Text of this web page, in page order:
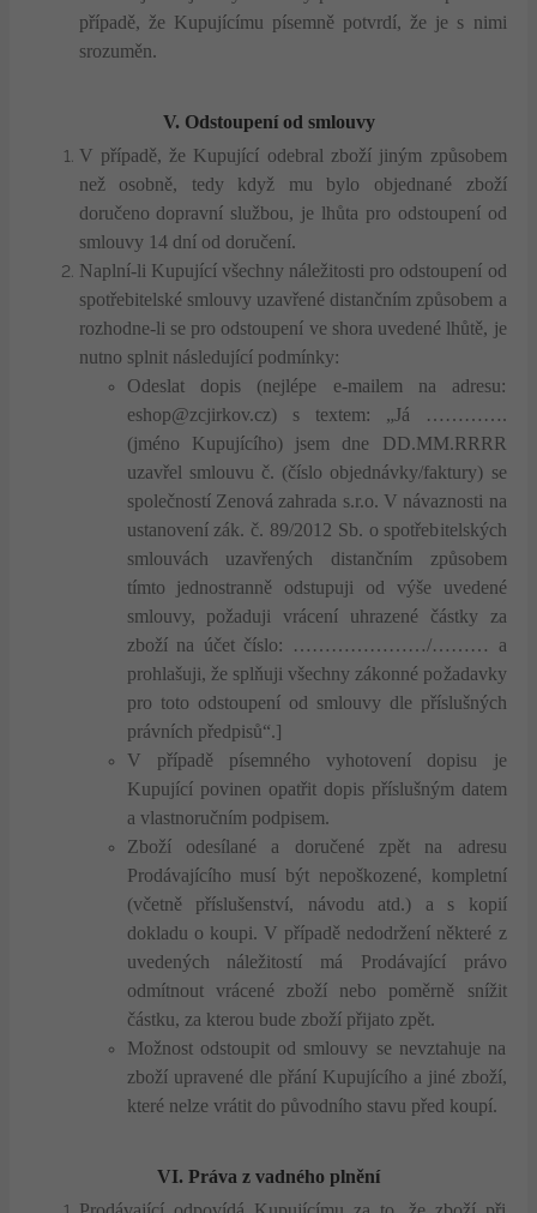
případě, že Kupujícímu písemně potvrdí, že je s nimi
srozuměn.
V. Odstoupení od smlouvy
V případě, že Kupující odebral zboží jiným způsobem
než osobně, tedy když mu bylo objednané zboží
doručeno dopravní službou, je lhůta pro odstoupení od
smlouvy 14 dní od doručení.
Naplní-li Kupující všechny náležitosti pro odstoupení od
spotřebitelské smlouvy uzavřené distančním způsobem a
rozhodne-li se pro odstoupení ve shora uvedené lhůtě, je
nutno splnit následující podmínky:
Odeslat dopis (nejlépe e-mailem na adresu:
eshop@zcjirkov.cz) s textem: „Já ………….
(jméno Kupujícího) jsem dne DD.MM.RRRR
uzavřel smlouvu č. (číslo objednávky/faktury) se
společností Zenová zahrada s.r.o. V návaznosti na
ustanovení zák. č. 89/2012 Sb. o spotřebitelských
smlouvách uzavřených distančním způsobem
tímto jednostranně odstupuji od výše uvedené
smlouvy, požaduji vrácení uhrazené částky za
zboží na účet číslo: …………………/……… a
prohlašuji, že splňuji všechny zákonné požadavky
pro toto odstoupení od smlouvy dle příslušných
právních předpisů“.]
V případě písemného vyhotovení dopisu je
Kupující povinen opatřit dopis příslušným datem
a vlastnoručním podpisem.
Zboží odesílané a doručené zpět na adresu
Prodávajícího musí být nepoškozené, kompletní
(včetně příslušenství, návodu atd.) a s kopií
dokladu o koupi. V případě nedodržení některé z
uvedených náležitostí má Prodávající právo
odmítnout vrácené zboží nebo poměrně snížit
částku, za kterou bude zboží přijato zpět.
Možnost odstoupit od smlouvy se nevztahuje na
zboží upravené dle přání Kupujícího a jiné zboží,
které nelze vrátit do původního stavu před koupí.
VI. Práva z vadného plnění